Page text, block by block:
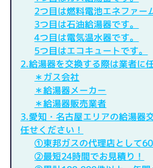
2つ目は燃料電池エネファー
3つ目は石油給湯器です。
4つ目は電気温水器です。
5つ目はエコキュートです。
2.給湯器を交換する際は業者に
＊ガス会社
＊給湯器メーカー
＊給湯器販売業者
3.愛知・名古屋エリアの給湯器
任せください！
①東邦ガスの代理店として
②最短24時間でお見積り！